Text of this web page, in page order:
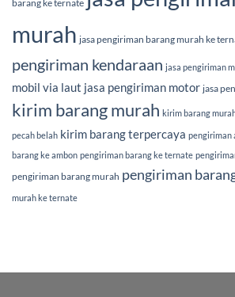
barang ke ternate
murah jasa pengiriman barang murah ke
pengiriman kendaraan jasa pengiriman
mobil via laut jasa pengiriman motor jasa
kirim barang murah kirim barang
pecah belah kirim barang terpercaya pengiriman
barang ke ambon pengiriman barang ke ternate
pengiriman barang murah pengiriman
murah ke ternate